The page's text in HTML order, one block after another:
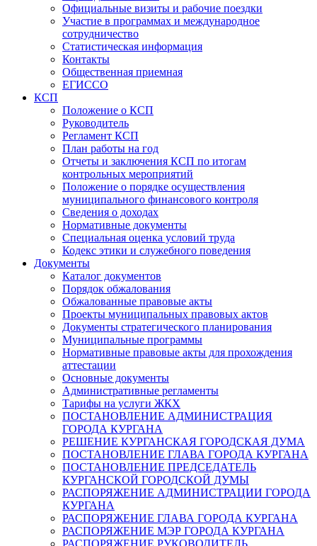
Официальные визиты и рабочие поездки
Участие в программах и международное
сотрудничество
Статистическая информация
Контакты
Общественная приемная
ЕГИССО
КСП
Положение о КСП
Руководитель
Регламент КСП
План работы на год
Отчеты и заключения КСП по итогам
контрольных мероприятий
Положение о порядке осуществления
муниципального финансового контроля
Сведения о доходах
Нормативные документы
Специальная оценка условий труда
Кодекс этики и служебного поведения
Документы
Каталог документов
Порядок обжалования
Обжалованные правовые акты
Проекты муниципальных правовых актов
Документы стратегического планирования
Муниципальные программы
Нормативные правовые акты для прохождения
аттестации
Основные документы
Административные регламенты
Тарифы на услуги ЖКХ
ПОСТАНОВЛЕНИЕ АДМИНИСТРАЦИЯ
ГОРОДА КУРГАНА
РЕШЕНИЕ КУРГАНСКАЯ ГОРОДСКАЯ ДУМА
ПОСТАНОВЛЕНИЕ ГЛАВА ГОРОДА КУРГАНА
ПОСТАНОВЛЕНИЕ ПРЕДСЕДАТЕЛЬ
КУРГАНСКОЙ ГОРОДСКОЙ ДУМЫ
РАСПОРЯЖЕНИЕ АДМИНИСТРАЦИИ ГОРОДА
КУРГАНА
РАСПОРЯЖЕНИЕ ГЛАВА ГОРОДА КУРГАНА
РАСПОРЯЖЕНИЕ МЭР ГОРОДА КУРГАНА
РАСПОРЯЖЕНИЕ РУКОВОДИТЕЛЬ